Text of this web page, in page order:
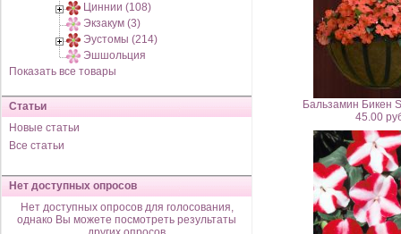
Циннии (108)
Экзакум (3)
Эустомы (214)
Эшшольция
Показать все товары
Статьи
Новые статьи
Все статьи
Нет доступных опросов
Нет доступных опросов для голосования,
однако Вы можете посмотреть результаты
Бальзамин Бикен
45.00